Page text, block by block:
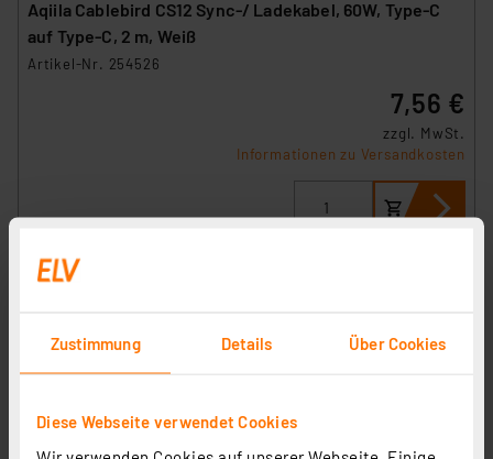
Zustimmung Details Über Cookies
Diese Webseite verwendet Cookies
Aqiila Cablebird CS12 Sync-/ Ladekabel, 60W, Type-C
auf Type-C, 2 m, Weiß
Artikel-Nr. 254526
7,56 €
zzgl. MwSt.
Informationen zu Versandkosten